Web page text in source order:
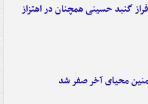
گنبد حسینی همچنان در اهتزاز
محیای آخر صفر شد